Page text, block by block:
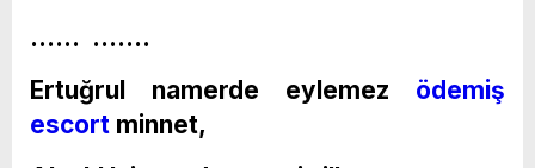
…… …….
Ertuğrul namerde eylemez ödemiş
escort minnet,